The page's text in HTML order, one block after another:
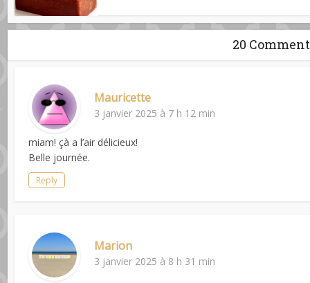
20
Mauricette
3 janvier 2025 à 7 h 12 min
miam! çà a l’air délicieux!
Belle journée.
Reply
Marion
3 janvier 2025 à 8 h 31 min